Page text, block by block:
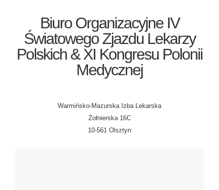
Biuro Organizacyjne IV
Światowego Zjazdu Lekarzy
Polskich & XI Kongresu Polonii
Medycznej
Warmińsko-Mazurska Izba Lekarska
Żołnierska 16C
10-561 Olsztyn